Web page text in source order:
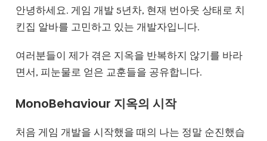
안녕하세요. 게임 개발 5년차, 현재 번아웃 상태로 치
킨집 알바를 고민하고 있는 개발자입니다.
여러분들이 제가 겪은 지옥을 반복하지 않기를 바라
면서, 피눈물로 얻은 교훈들을 공유합니다.
MonoBehaviour 지옥의 시작
처음 게임 개발을 시작했을 때의 나는 정말 순진했습